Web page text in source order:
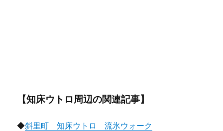
【知床ウトロ周辺の関連記事】
◆斜里町 知床ウトロ 流氷ウォーク